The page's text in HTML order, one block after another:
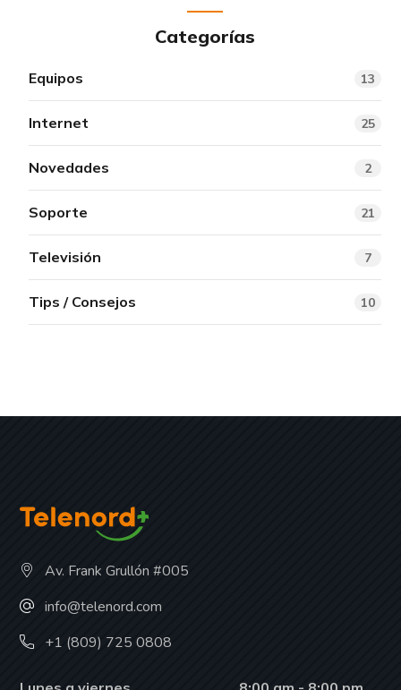
Categorías
Equipos 13
Internet 25
Novedades 2
Soporte 21
Televisión 7
Tips / Consejos 10
Av. Frank Grullón #005
info@telenord.com
+1 (809) 725 0808